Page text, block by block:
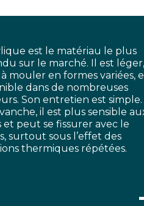
est le matériau le plus
sur le marché. Il est léger,
mouler en formes variées,
dans de nombreuses
Son entretien est simple.
il est plus sensible
et peut se fissurer avec le
surtout sous l’effet des
thermiques répétées.